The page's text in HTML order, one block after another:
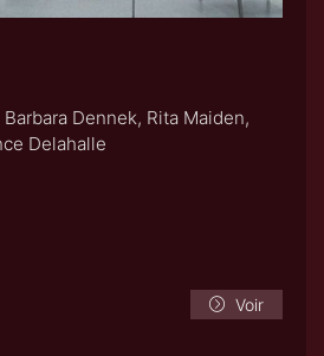
Dennek, Rita Maiden,
Delahalle
Voir